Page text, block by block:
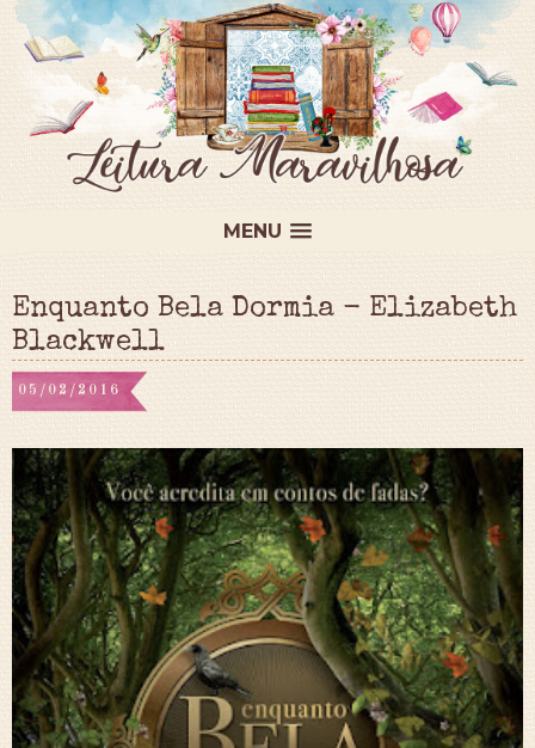
MENU
Enquanto Bela Dormia - Elizabeth
Blackwell
05/02/2016